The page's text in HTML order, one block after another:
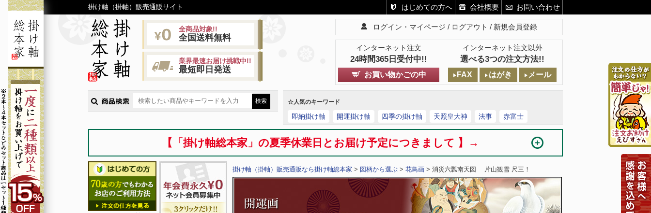
掛け軸（掛軸）販売通販サイト はじめての方へ 会社概要 お問い合わせ
全商品対象!!
全国送料無料
業界最速お届け挑戦中!!
最短即日発送
ログイン・マイページ ログアウト 新規会員登録
インターネット注文
24時間365日受付中!!
インターネット注文以外
選べる3つの注文方法!!
お買い物かごの中 FAX はがき メール
☆人気のキーワード
即納掛け軸 開運掛け軸 四季の掛け軸 天照皇大神 法事 赤富士
【「掛け軸総本家」の夏季休業日とお届け予定につきまして 】→
掛け軸（掛軸）販売通販なら掛け軸総本家 > 図柄から選ぶ > 花鳥画 > 消災六瓢南天図 片山観雪 尺三！